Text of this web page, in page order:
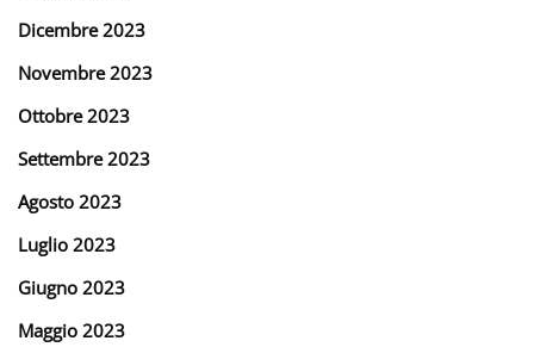
Dicembre 2023
Novembre 2023
Ottobre 2023
Settembre 2023
Agosto 2023
Luglio 2023
Giugno 2023
Maggio 2023